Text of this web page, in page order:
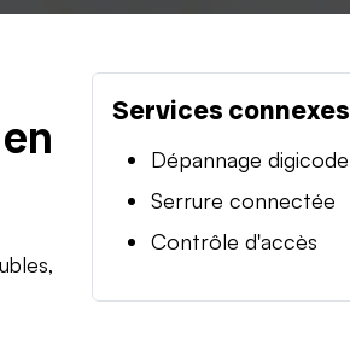
Services connexes
Dépannage digicode
Serrure connectée
Contrôle d'accès